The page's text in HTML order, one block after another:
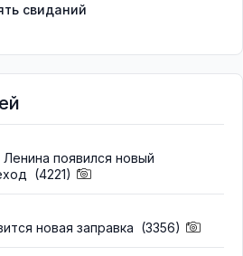
свиданий
появился новый
(4221)
новая заправка (3356)